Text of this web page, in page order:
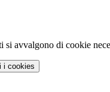
si avvalgono di cookie
i cookies